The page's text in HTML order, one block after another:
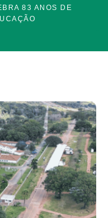
83 ANOS DE